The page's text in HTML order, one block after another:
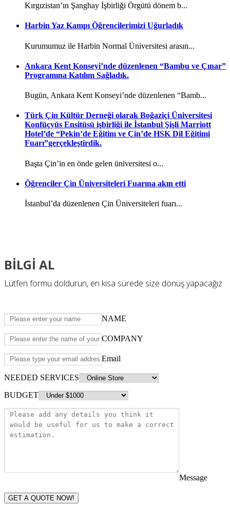
Kırgızistan’ın Şanghay İşbirliği Örgütü dönem b...
Harbin Yaz Kampı Öğrencilerimizi Uğurladık
Kurumumuz ile Harbin Normal Üniversitesi arasın...
Ankara Kent Konseyi’nde düzenlenen “Bambu ve Çınar”
Programına Katılım Sağladık.
Bugün, Ankara Kent Konseyi’nde düzenlenen “Bamb...
Türk Çin Kültür Derneği olarak Boğaziçi Üniversitesi
Konfüçyüs Ensitüsü işbirliği ile İstanbul Şişli Marriott
Hotel’de “Pekin’de Eğitim ve Çin’de HSK Dil Eğitimi
Fuarı”gerçekleştirdik.
Başta Çin’in en önde gelen üniversitesi o...
Öğrenciler Çin Üniversiteleri Fuarına akın etti
İstanbul’da düzenlenen Çin Üniversiteleri fuarı...
BİLGİ AL
Lütfen formu doldurun, en kısa sürede size dönüş yapacağız
NAME
COMPANY
Email
NEEDED SERVICES
BUDGET
Message
GET A QUOTE NOW!